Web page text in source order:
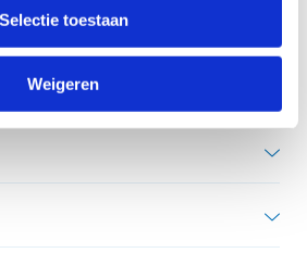
Selectie toestaan
Weigeren
BE 0248.142.826
we